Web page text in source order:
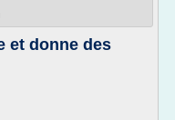
et donne des